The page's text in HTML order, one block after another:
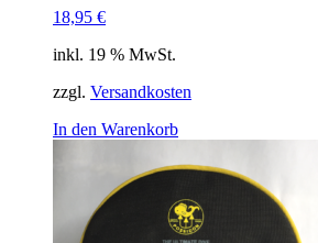
18,95 €
inkl. 19 % MwSt.
zzgl. Versandkosten
In den Warenkorb